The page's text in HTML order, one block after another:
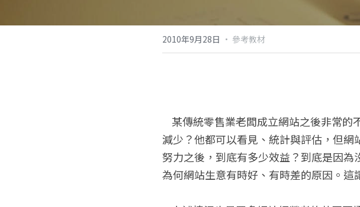
2010年9月28日 · 參考教材
減少？他都可以看見、統計與評估，但
努力之後，到底有多少效益？到底是因
為何網站生意有時好、有時差的原因。這